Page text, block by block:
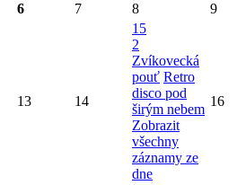
6 7 8 9
13 14
15
2
Zvíkovecká
pouť Retro
disco pod
širým nebem
Zobrazit
všechny
záznamy ze
dne
16